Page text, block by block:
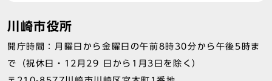
川崎市役所
開庁時間：月曜日から金曜日の午前8時30分から午後5時ま
で（祝休日・12月29 日から1月3日を除く）